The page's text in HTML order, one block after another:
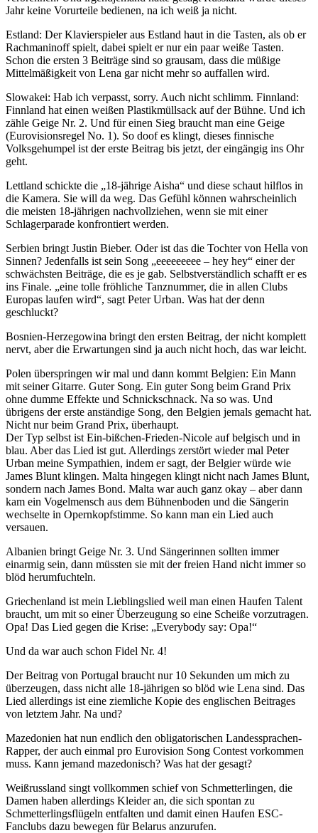
Jahr keine Vorurteile bedienen, na ich weiß ja nicht.
Estland: Der Klavierspieler aus Estland haut in die Tasten, als ob er
Rachmaninoff spielt, dabei spielt er nur ein paar weiße Tasten.
Schon die ersten 3 Beiträge sind so grausam, dass die müßige
Mittelmäßigkeit von Lena gar nicht mehr so auffallen wird.
Slowakei: Hab ich verpasst, sorry. Auch nicht schlimm. Finnland:
Finnland hat einen weißen Plastikmüllsack auf der Bühne. Und ich
zähle Geige Nr. 2. Und für einen Sieg braucht man eine Geige
(Eurovisionsregel No. 1). So doof es klingt, dieses finnische
Volksgehumpel ist der erste Beitrag bis jetzt, der eingängig ins Ohr
geht.
Lettland schickte die „18-jährige Aisha“ und diese schaut hilflos in
die Kamera. Sie will da weg. Das Gefühl können wahrscheinlich
die meisten 18-jährigen nachvollziehen, wenn sie mit einer
Schlagerparade konfrontiert werden.
Serbien bringt Justin Bieber. Oder ist das die Tochter von Hella von
Sinnen? Jedenfalls ist sein Song „eeeeeeeee – hey hey“ einer der
schwächsten Beiträge, die es je gab. Selbstverständlich schafft er es
ins Finale. „eine tolle fröhliche Tanznummer, die in allen Clubs
Europas laufen wird“, sagt Peter Urban. Was hat der denn
geschluckt?
Bosnien-Herzegowina bringt den ersten Beitrag, der nicht komplett
nervt, aber die Erwartungen sind ja auch nicht hoch, das war leicht.
Polen überspringen wir mal und dann kommt Belgien: Ein Mann
mit seiner Gitarre. Guter Song. Ein guter Song beim Grand Prix
ohne dumme Effekte und Schnickschnack. Na so was. Und
übrigens der erste anständige Song, den Belgien jemals gemacht hat.
Nicht nur beim Grand Prix, überhaupt.
Der Typ selbst ist Ein-bißchen-Frieden-Nicole auf belgisch und in
blau. Aber das Lied ist gut. Allerdings zerstört wieder mal Peter
Urban meine Sympathien, indem er sagt, der Belgier würde wie
James Blunt klingen. Malta hingegen klingt nicht nach James Blunt,
sondern nach James Bond. Malta war auch ganz okay – aber dann
kam ein Vogelmensch aus dem Bühnenboden und die Sängerin
wechselte in Opernkopfstimme. So kann man ein Lied auch
versauen.
Albanien bringt Geige Nr. 3. Und Sängerinnen sollten immer
einarmig sein, dann müssten sie mit der freien Hand nicht immer so
blöd herumfuchteln.
Griechenland ist mein Lieblingslied weil man einen Haufen Talent
braucht, um mit so einer Überzeugung so eine Scheiße vorzutragen.
Opa! Das Lied gegen die Krise: „Everybody say: Opa!“
Und da war auch schon Fidel Nr. 4!
Der Beitrag von Portugal braucht nur 10 Sekunden um mich zu
überzeugen, dass nicht alle 18-jährigen so blöd wie Lena sind. Das
Lied allerdings ist eine ziemliche Kopie des englischen Beitrages
von letztem Jahr. Na und?
Mazedonien hat nun endlich den obligatorischen Landessprachen-
Rapper, der auch einmal pro Eurovision Song Contest vorkommen
muss. Kann jemand mazedonisch? Was hat der gesagt?
Weißrussland singt vollkommen schief von Schmetterlingen, die
Damen haben allerdings Kleider an, die sich spontan zu
Schmetterlingsflügeln entfalten und damit einen Haufen ESC-
Fanclubs dazu bewegen für Belarus anzurufen.